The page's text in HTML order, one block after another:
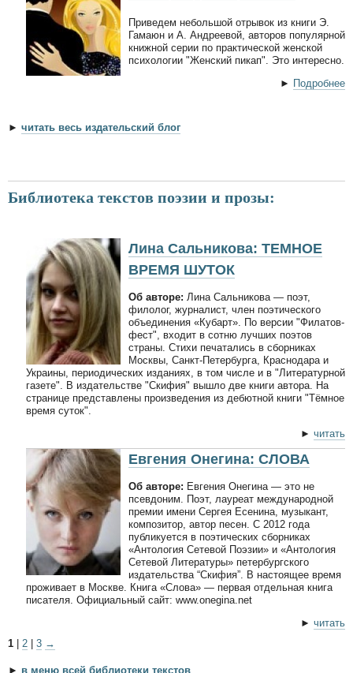
Приведем небольшой отрывок из книги Э.
Гамаюн и А. Андреевой, авторов популярной
книжной серии по практической женской
психологии "Женский пикап". Это интересно.
► Подробнее
► читать весь издательский блог
Библиотека текстов поэзии и прозы:
Лина Сальникова: ТЕМНОЕ
ВРЕМЯ ШУТОК
Об авторе: Лина Сальникова — поэт,
филолог, журналист, член поэтического
объединения «Кубарт». По версии "Филатов-
фест", входит в сотню лучших поэтов
страны. Стихи печатались в сборниках
Москвы, Санкт-Петербурга, Краснодара и
Украины, периодических изданиях, в том числе и в "Литературной
газете". В издательстве "Скифия" вышло две книги автора. На
странице представлены произведения из дебютной книги "Тёмное
время суток".
► читать
Евгения Онегина: СЛОВА
Об авторе: Евгения Онегина — это не
псевдоним. Поэт, лауреат международной
премии имени Сергея Есенина, музыкант,
композитор, автор песен. С 2012 года
публикуется в поэтических сборниках
«Антология Сетевой Поэзии» и «Антология
Сетевой Литературы» петербургского
издательства “Скифия”. В настоящее время
проживает в Москве. Книга «Слова» — первая отдельная книга
писателя. Официальный сайт: www.onegina.net
► читать
1
2 3 →
► в меню всей библиотеки текстов